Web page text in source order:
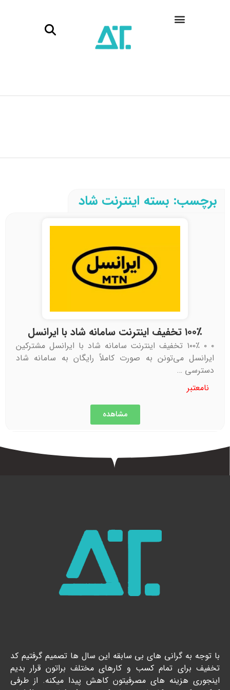
برچسب: بسته اینترنت شاد
۱۰۰٪ تخفیف اینترنت سامانه شاد با ایرانسل
۰ ۰ ۱۰۰٪ تخفیف اینترنت سامانه شاد با ایرانسل مشترکین
ایرانسل می‌تونن به صورت کاملاً رایگان به سامانه شاد
دسترسی …
نامعتبر
مشاهده
با توجه به گرانی های بی سابقه این سال ها تصمیم گرفتیم کد
تخفیف برای تمام کسب و کارهای مختلف براتون قرار بدیم
اینجوری هزینه های مصرفیتون کاهش پیدا میکنه. از طرفی